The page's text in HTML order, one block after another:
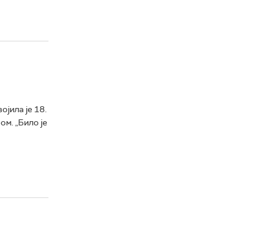
је 18.
„Било је